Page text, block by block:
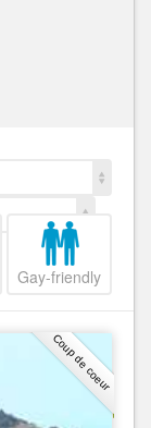
Gay-friendly
Coup de coeur